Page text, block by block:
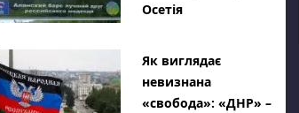
Осетія
Як виглядає
невизнана
«свобода»: «ДНР» –